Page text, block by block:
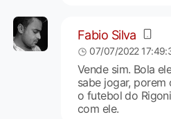
Fabio Silva
07/07/2022
Vende sim. Bola
sabe jogar,
o futebol do
com ele.